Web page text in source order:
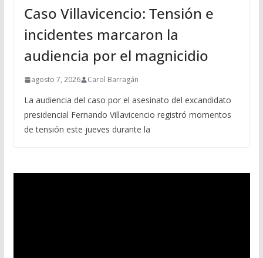
Caso Villavicencio: Tensión e
incidentes marcaron la
audiencia por el magnicidio
agosto 7, 2026 Carol Barragán
La audiencia del caso por el asesinato del excandidato
presidencial Fernando Villavicencio registró momentos
de tensión este jueves durante la